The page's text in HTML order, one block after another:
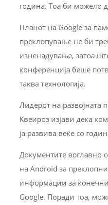
година. Тоа би можело
Планот на Google за
преклопување не би
изненадување, затоа
конференција беше
таква технологија.
Лидерот на развојната
Квеироз изјави дека
ја развива веќе со
Документите воглавно
на Android за
информации за
Google. Поради тоа,